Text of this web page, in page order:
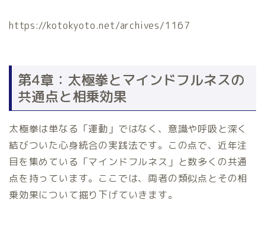
https://kotokyoto.net/archives/1167
第4章：太極拳とマインドフルネスの
共通点と相乗効果
太極拳は単なる「運動」ではなく、意識や呼吸と深く
結びついた心身統合の実践法です。この点で、近年注
目を集めている「マインドフルネス」と数多くの共通
点を持っています。ここでは、両者の類似点とその相
乗効果について掘り下げていきます。